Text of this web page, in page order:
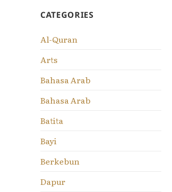
CATEGORIES
Al-Quran
Arts
Bahasa Arab
Bahasa Arab
Batita
Bayi
Berkebun
Dapur